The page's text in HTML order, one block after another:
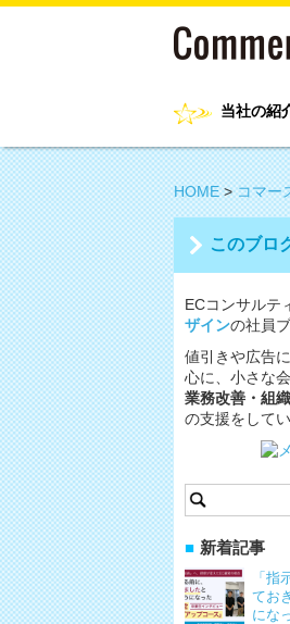
当社の紹
HOME>コマー
このブロ
ECコンサルテ
ザインの社員
値引きや広告
心に、小さな
業務改善・組
の支援をしてい
検
索:
新着記事
「指
てお
にな